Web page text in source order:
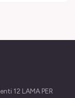
12 LAMA PER